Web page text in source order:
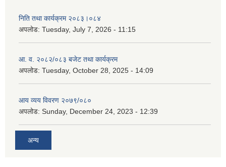
निति तथा कार्यक्रम २०८३।०८४
अपलोड: Tuesday, July 7, 2026 - 11:15
आ. व. २०८२/०८३ बजेट तथा कार्यक्रम
अपलोड: Tuesday, October 28, 2025 - 14:09
आय व्यय विवरण २०७९/०८०
अपलोड: Sunday, December 24, 2023 - 12:39
अन्य